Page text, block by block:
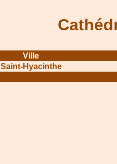
Ville
Saint-Hyacinthe